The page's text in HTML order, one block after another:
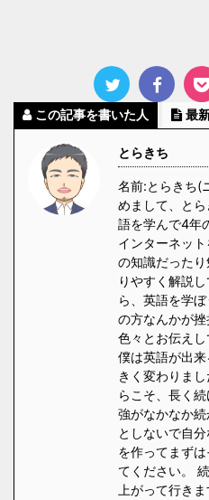
この記事を書いた人 最
とらきち
名前:とらきち(
めまして、と
語を学んで4年
インターネッ
の知識だった
りやすく解説
ら、英語を学
の方なんかが
色々とお伝えし
僕は英語が出
きく変わりま
らこそ、長く
強がなかなか
としないで自
を作ってまず
てください。
上がって行き